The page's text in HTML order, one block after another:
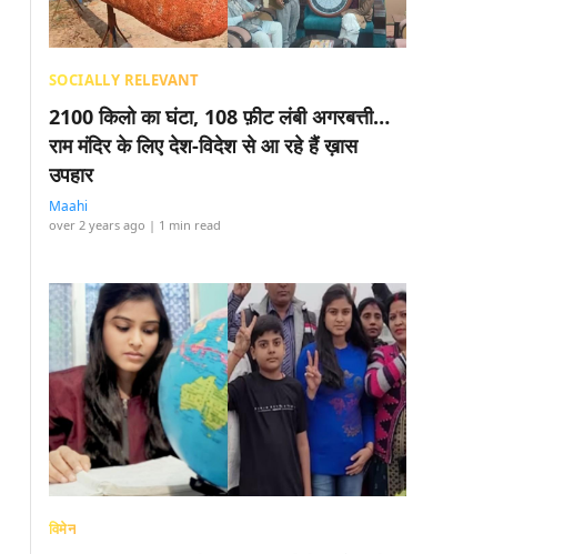
SOCIALLY RELEVANT
2100 किलो का घंटा, 108 फ़ीट लंबी अगरबत्ती…
राम मंदिर के लिए देश-विदेश से आ रहे हैं ख़ास
उपहार
Maahi
over 2 years ago | 1 min read
विमेन